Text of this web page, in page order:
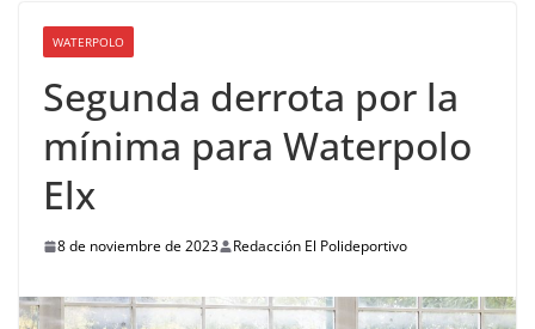
WATERPOLO
Segunda derrota por la
mínima para Waterpolo
Elx
8 de noviembre de 2023 Redacción El Polideportivo